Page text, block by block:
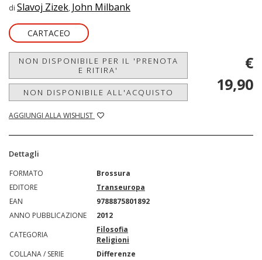
di Slavoj Zizek, John Milbank
CARTACEO
NON DISPONIBILE PER IL 'PRENOTA
E RITIRA'
NON DISPONIBILE ALL'ACQUISTO
AGGIUNGI ALLA WISHLIST
€
19,90
Dettagli
FORMATO
Brossura
EDITORE
Transeuropa
EAN
9788875801892
ANNO PUBBLICAZIONE
2012
CATEGORIA
Filosofia
Religioni
COLLANA / SERIE
Differenze